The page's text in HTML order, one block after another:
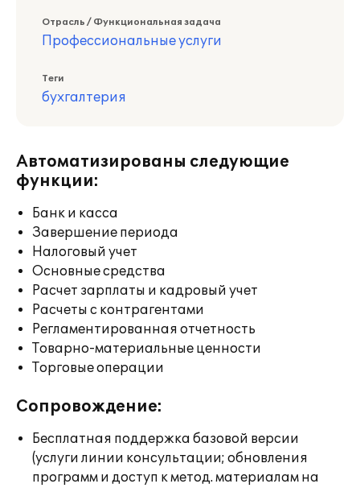
Отрасль / Функциональная задача
Профессиональные услуги
Теги
бухгалтерия
Автоматизированы следующие
функции:
Банк и касса
Завершение периода
Налоговый учет
Основные средства
Расчет зарплаты и кадровый учет
Расчеты с контрагентами
Регламентированная отчетность
Товарно-материальные ценности
Торговые операции
Сопровождение:
Бесплатная поддержка базовой версии
(услуги линии консультации; обновления
программ и доступ к метод. материалам на